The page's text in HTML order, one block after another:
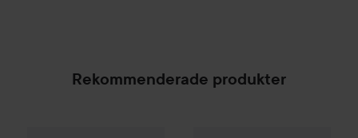
Rekommenderade produkter